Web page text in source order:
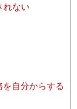
れない
自分からする